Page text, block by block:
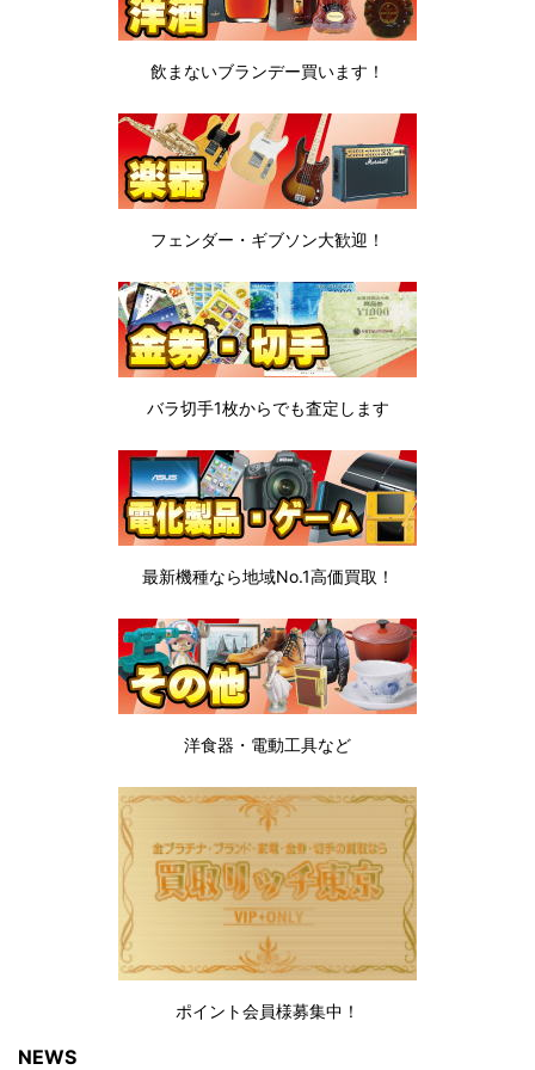
飲まないブランデー買います！
フェンダー・ギブソン大歓迎！
バラ切手1枚からでも査定します
最新機種なら地域No.1高価買取！
洋食器・電動工具など
ポイント会員様募集中！
NEWS